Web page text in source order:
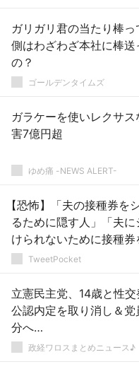
ガリガリ君の当たり棒
側はわざわざ本社に棒
の？
ゴールデンタイムズ
ガラケーを使いレクサ
害7億円超
ゆめ痛 -NEWS ALERT-
【恐怖】「夫の接種券を
るために隠す人」「夫
けられないために接種
を見つけてしまい、人
TweetPocket
立憲民主党、14歳と性
公認内定を取り消し＆
分へ…
政経ワロスまとめニュース♪